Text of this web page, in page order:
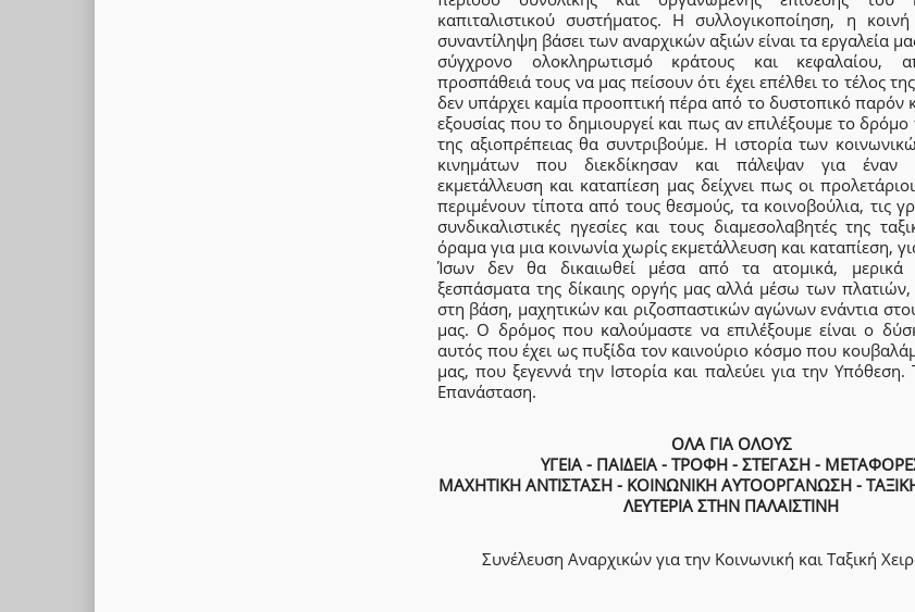
καπιταλιστικού συστήματος. Η συλλογικοποίηση, η
συναντίληψη βάσει των αναρχικών αξιών είναι τα εργαλεία
σύγχρονο ολοκληρωτισμό κράτους και κεφαλαίου,
προσπάθειά τους να μας πείσουν ότι έχει επέλθει το τέλος
δεν υπάρχει καμία προοπτική πέρα από το δυστοπικό παρόν
εξουσίας που το δημιουργεί και πως αν επιλέξουμε το
της αξιοπρέπειας θα συντριβούμε. Η ιστορία των
κινημάτων που διεκδίκησαν και πάλεψαν για έναν
εκμετάλλευση και καταπίεση μας δείχνει πως οι
περιμένουν τίποτα από τους θεσμούς, τα κοινοβούλια, τις
συνδικαλιστικές ηγεσίες και τους διαμεσολαβητές της
όραμα για μια κοινωνία χωρίς εκμετάλλευση και καταπίεση,
Ίσων δεν θα δικαιωθεί μέσα από τα ατομικά, μερικά
ξεσπάσματα της δίκαιης οργής μας αλλά μέσω των
στη βάση, μαχητικών και ριζοσπαστικών αγώνων ενάντια
μας. Ο δρόμος που καλούμαστε να επιλέξουμε είναι ο
αυτός που έχει ως πυξίδα τον καινούριο κόσμο που
μας, που ξεγεννά την Ιστορία και παλεύει για την Υπόθεση.
Επανάσταση.
ΟΛΑ ΓΙΑ ΟΛΟΥΣ
ΥΓΕΙΑ - ΠΑΙΔΕΙΑ - ΤΡΟΦΗ - ΣΤΕΓΑΣΗ -
ΜΑΧΗΤΙΚΗ ΑΝΤΙΣΤΑΣΗ - ΚΟΙΝΩΝΙΚΗ ΑΥΤΟΟΡΓΑΝΩΣΗ -
ΛΕΥΤΕΡΙΑ ΣΤΗΝ ΠΑΛΑΙΣΤΙΝΗ
Συνέλευση Αναρχικών για την Κοινωνική και Ταξική